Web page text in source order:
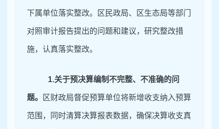
下属单位落实整改。区民政局、区生态局等部门
对照审计报告提出的问题和建议，研究整改措
施，认真落实整改。
1.关于预决算编制不完整、不准确的问
题。 区财政局督促预算单位将新增收支纳入预算
范围，同时清算决算报表数据，确保决算收支真